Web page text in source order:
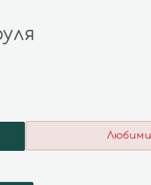
Любими